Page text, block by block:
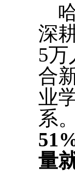
深
5
合
业
系。
量